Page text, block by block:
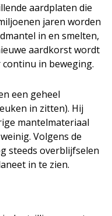
aardplaten die
jaren worden
in en smelten,
aardkorst wordt
in beweging.
een geheel
in zitten). Hij
mantelmateriaal
Volgens de
steeds overblijfselen
in te zien.